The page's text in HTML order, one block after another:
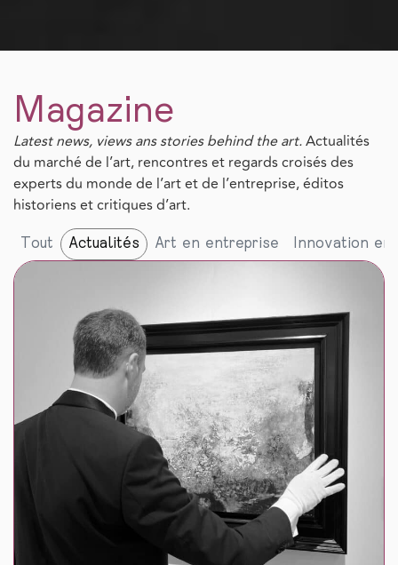
Magazine
Latest news, views ans stories behind the art.Actualités
du marché de l’art, rencontres et regards croisés des
experts du monde de l’art et de l’entreprise, éditos
historiens et critiques d’art.
Actualités Art en entreprise Innovation
Tout